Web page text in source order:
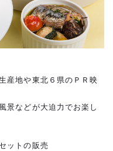
産地や東北６県のＰＲ映
景などが大迫力でお楽し
ットの販売